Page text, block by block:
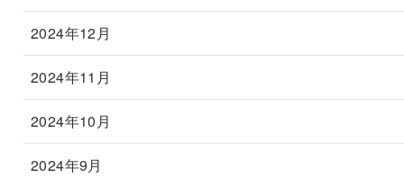
2024年12月
2024年11月
2024年10月
2024年9月